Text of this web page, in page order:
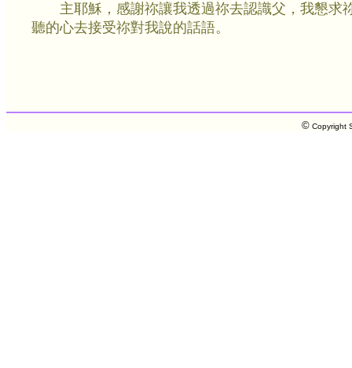
主耶穌，感謝祢讓我透過祢去認識父，我懇求
聽的心去接受祢對我說的話語。
© Copyright